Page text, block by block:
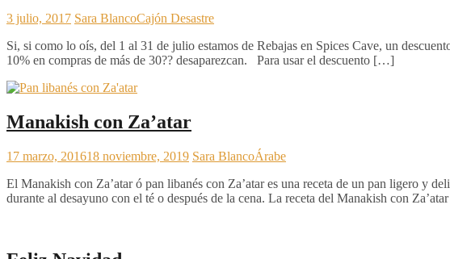
3 julio, 2017 Sara BlancoCajón Desastre
Si, si como lo oís, del 1 al 31 de julio estamos de Rebajas en Spices Cave, un
10% en compras de más de 30?? desaparezcan. Para usar el descuento […]
Manakish con Za’atar
17 marzo, 201618 noviembre, 2019 Sara BlancoÁrabe
El Manakish con Za’atar ó pan libanés con Za’atar es una receta de un pan ligero y
durante al desayuno con el té o después de la cena. La receta del Manakish con